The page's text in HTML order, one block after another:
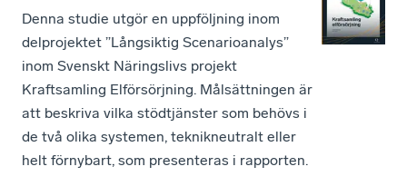
Denna studie utgör en uppföljning inom
delprojektet ”Långsiktig Scenarioanalys”
inom Svenskt Näringslivs projekt
Kraftsamling Elförsörjning. Målsättningen är
att beskriva vilka stödtjänster som behövs i
de två olika systemen, teknikneutralt eller
helt förnybart, som presenteras i rapporten.